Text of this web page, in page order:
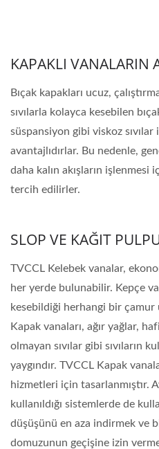
KAPAKLI VANALARIN
Bıçak kapakları ucuz,
sıvılarla kolayca kesebilen
süspansiyon gibi viskoz
avantajlıdırlar. Bu nedenle,
daha kalın akışların
tercih edilirler.
SLOP VE KAĞIT
TVCCL Kelebek vanalar,
her yerde bulunabilir. Kepçe
kesebildiği herhangi bir çamur
Kapak vanaları, ağır yağlar,
olmayan sıvılar gibi sıvıların
yaygındır. TVCCL Kapak
hizmetleri için tasarlanmıştır.
kullanıldığı sistemlerde de
düşüşünü en aza indirmek ve
domuzunun geçişine izin